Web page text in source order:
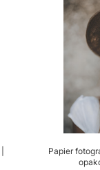
Papier